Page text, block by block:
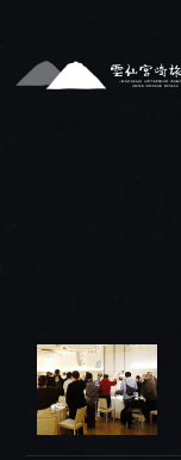
ROOMS
客室